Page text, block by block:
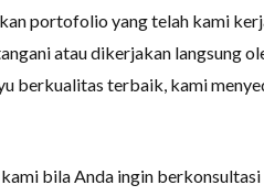
portofolio yang telah kami
atau dikerjakan langsung
berkualitas terbaik, kami
bila Anda ingin